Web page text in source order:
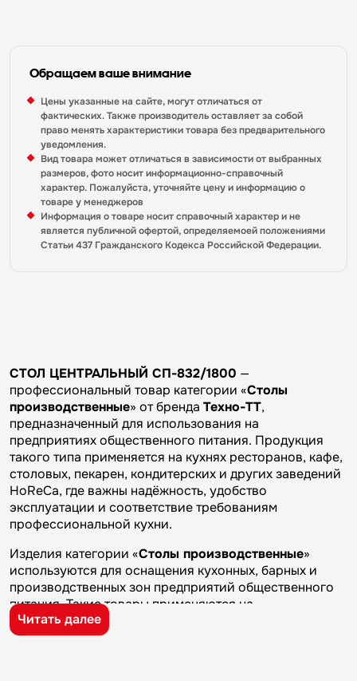
Обращаем ваше внимание
Цены указанные на сайте, могут отличаться от
фактических. Также производитель оставляет за собой
право менять характеристики товара без предварительного
уведомления.
Вид товара может отличаться в зависимости от выбранных
размеров, фото носит информационно-справочный
характер. Пожалуйста, уточняйте цену и информацию о
товаре у менеджеров
Информация о товаре носит справочный характер и не
является публичной офертой, определяемоей положениями
Статьи 437 Гражданского Кодекса Российской Федерации.
СТОЛ ЦЕНТРАЛЬНЫЙ СП-832/1800 —
профессиональный товар категории «Столы
производственные» от бренда Техно-ТТ,
предназначенный для использования на
предприятиях общественного питания. Продукция
такого типа применяется на кухнях ресторанов, кафе,
столовых, пекарен, кондитерских и других заведений
HoReCa, где важны надёжность, удобство
эксплуатации и соответствие требованиям
профессиональной кухни.
Изделия категории «Столы производственные»
используются для оснащения кухонных, барных и
производственных зон предприятий общественного
питания. Такие товары применяются на
профессиональных кухнях ресторанов и кафе, в
столовых, пекарнях, кондитерских и на пищевых
Читать далее